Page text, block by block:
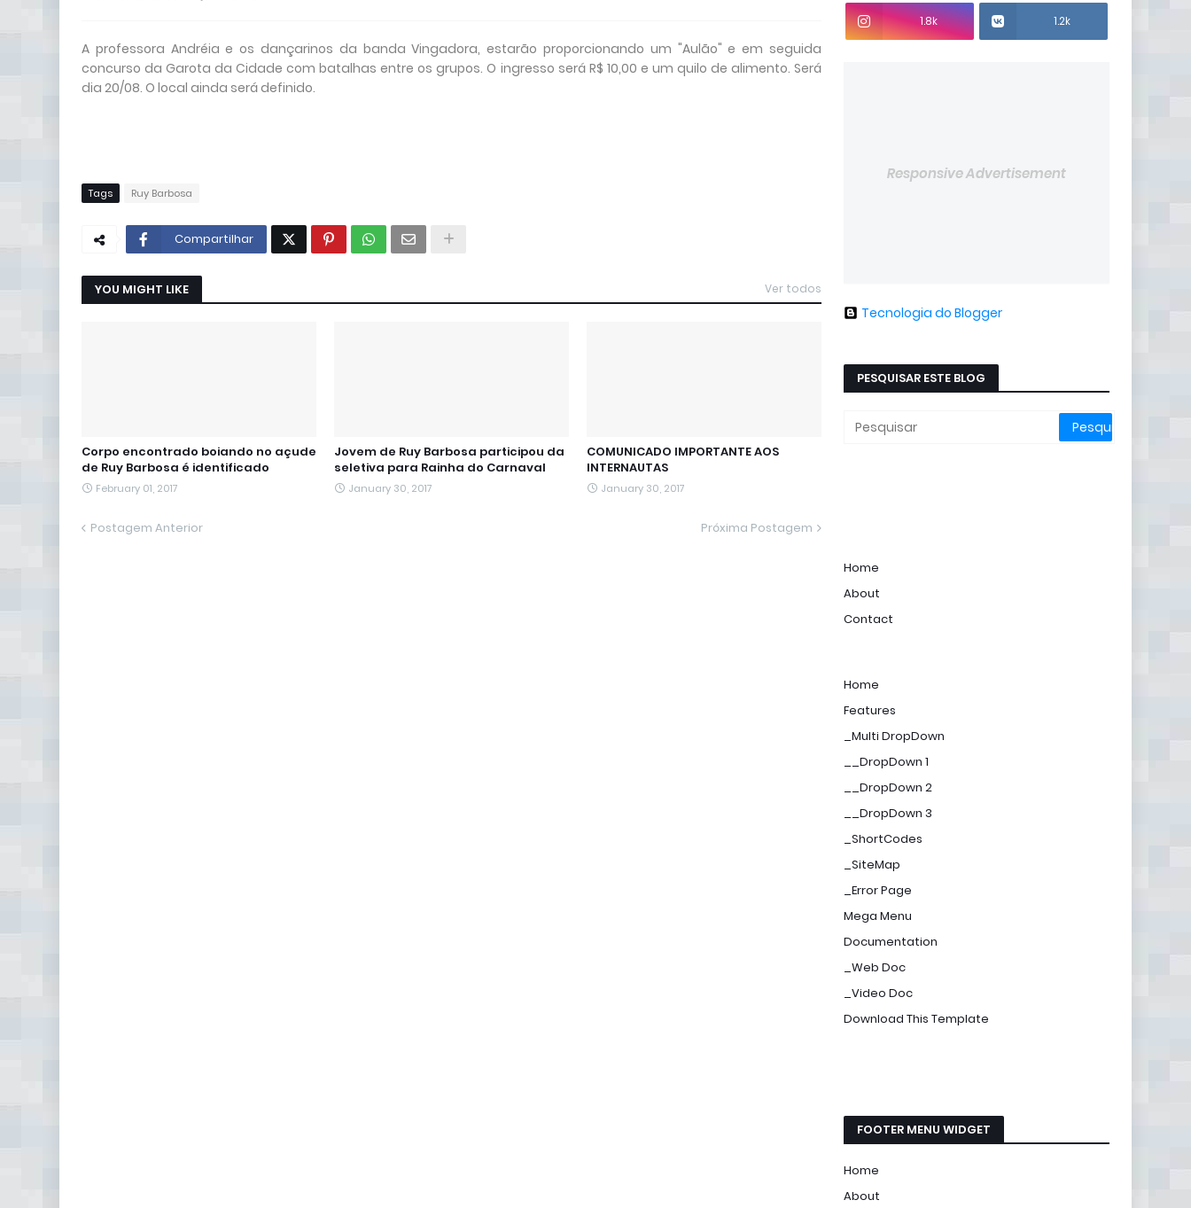
A professora Andréia e os dançarinos da banda Vingadora, estarão proporcionando um "Aulão" e em seguida
concurso da Garota da Cidade com batalhas entre os grupos. O ingresso será R$ 10,00 e um quilo de alimento. Será
dia 20/08. O local ainda será definido.
Tags Ruy Barbosa
Compartilhar
YOU MIGHT LIKE Ver todos
Corpo encontrado boiando no açude
de Ruy Barbosa é identificado
February 01, 2017
Jovem de Ruy Barbosa participou da
seletiva para Rainha do Carnaval
January 30, 2017
COMUNICADO IMPORTANTE AOS
INTERNAUTAS
January 30, 2017
Postagem Anterior Próxima Postagem
1.8k 1.2k
Responsive Advertisement
Tecnologia do Blogger
PESQUISAR ESTE BLOG
Home
About
Contact
Home
Features
_Multi DropDown
__DropDown 1
__DropDown 2
__DropDown 3
_ShortCodes
_SiteMap
_Error Page
Mega Menu
Documentation
_Web Doc
_Video Doc
Download This Template
FOOTER MENU WIDGET
Home
About